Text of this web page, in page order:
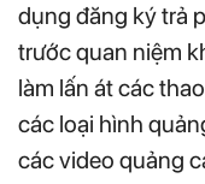
dụng đăng ký trả
trước quan niệm
làm lấn át các
các loại hình
các video quảng